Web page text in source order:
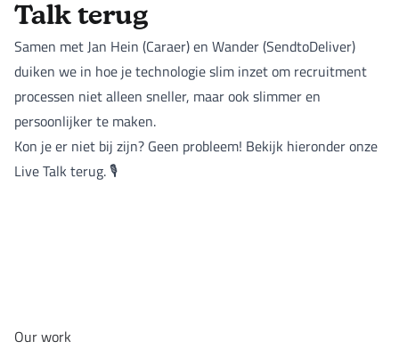
Talk terug
Samen met Jan Hein (Caraer) en Wander (SendtoDeliver)
duiken we in hoe je technologie slim inzet om recruitment
processen niet alleen sneller, maar ook slimmer en
persoonlijker te maken.
Kon je er niet bij zijn? Geen probleem! Bekijk hieronder onze
Live Talk terug. 🎙️
Our work